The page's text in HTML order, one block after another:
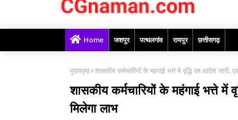
Home जशपुर पत्थलगांव रायपुर छत्तीसगढ़
मुख्यपृष्ठ शासकीय कर्मचारियों के महंगाई भत्ते में वृद्धि का आदेश
शासकीय कर्मचारियों के महंगाई भत्ते
मिलेगा लाभ